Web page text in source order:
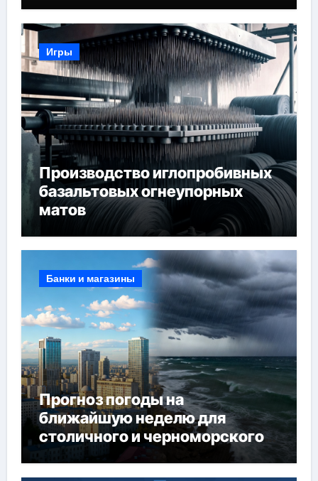
Игры
Производство иглопробивных
базальтовых огнеупорных
матов
Банки и магазины
Прогноз погоды на
ближайшую неделю для
столичного и черноморского
регионов